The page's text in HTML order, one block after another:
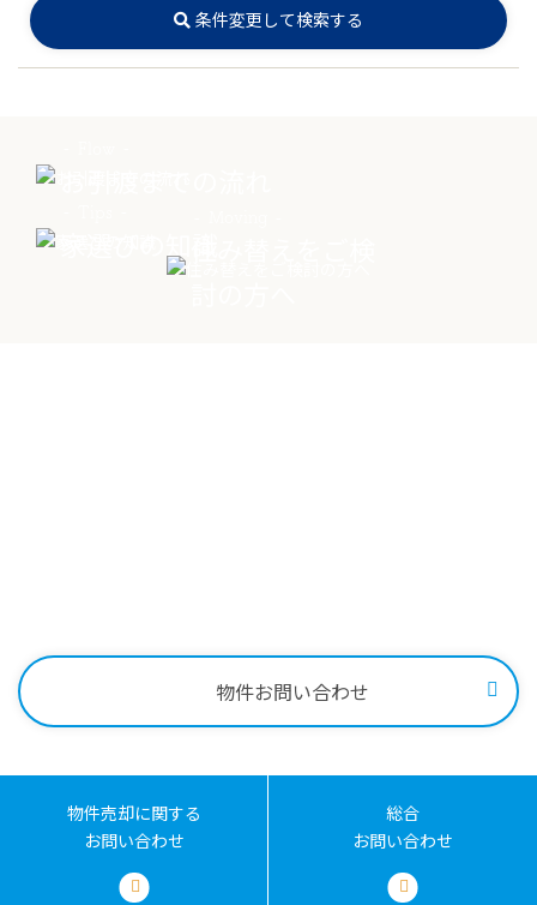
条件変更して検索する
物件お問い合わせ
物件売却に関する
お問い合わせ
総合
お問い合わせ